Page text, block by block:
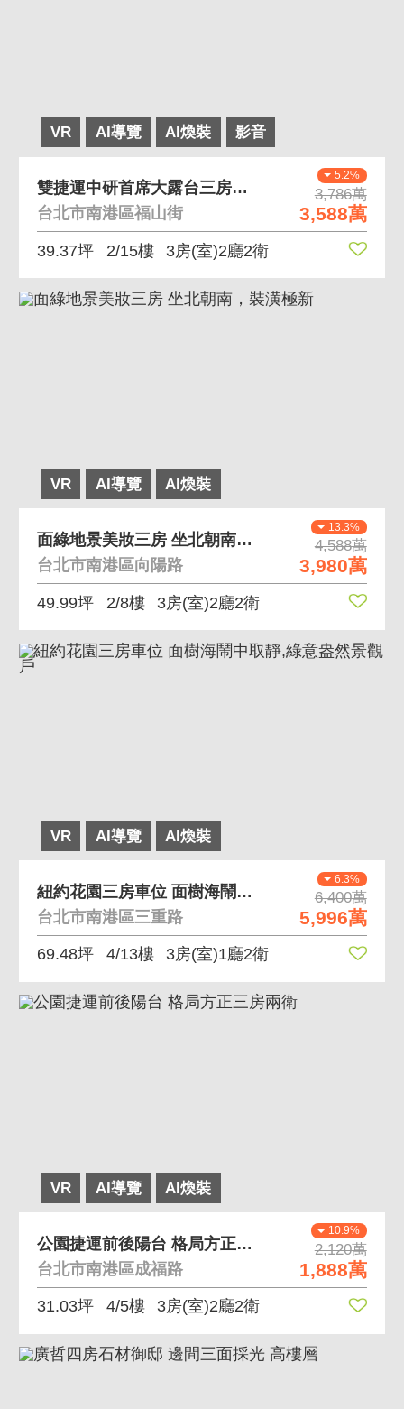
VR AI導覽 AI煥裝 影音
5.2%
3,786萬
3,588萬
雙捷運中研首席大露台三房平車全新未住 可專車接送，
台北市南港區福山街
39.37坪 2/15樓 3房(室)2廳2衛
VR AI導覽 AI煥裝
13.3%
4,588萬
3,980萬
面綠地景美妝三房 坐北朝南，裝潢極新
台北市南港區向陽路
49.99坪 2/8樓 3房(室)2廳2衛
VR AI導覽 AI煥裝
6.3%
6,400萬
5,996萬
紐約花園三房車位 面樹海鬧中取靜,綠意盎然景觀戶
台北市南港區三重路
69.48坪 4/13樓 3房(室)1廳2衛
VR AI導覽 AI煥裝
10.9%
2,120萬
1,888萬
公園捷運前後陽台 格局方正三房兩衛
台北市南港區成福路
31.03坪 4/5樓 3房(室)2廳2衛